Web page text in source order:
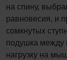
на спину,
равновесия, и
сомкнутых
подушка между
нагрузку на